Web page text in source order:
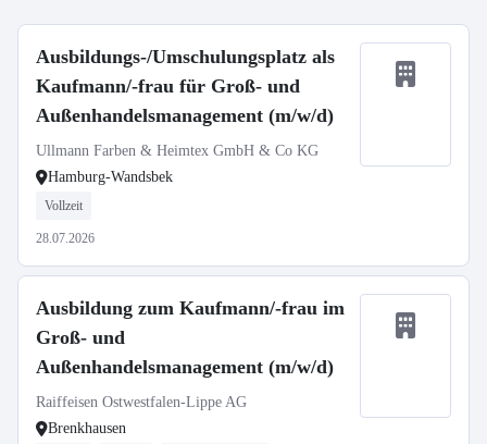
Ausbildungs-/Umschulungsplatz als
Kaufmann/-frau für Groß- und
Außenhandelsmanagement (m/w/d)
Ullmann Farben & Heimtex GmbH & Co KG
Hamburg-Wandsbek
Vollzeit
28.07.2026
Ausbildung zum Kaufmann/-frau im
Groß- und
Außenhandelsmanagement (m/w/d)
Raiffeisen Ostwestfalen-Lippe AG
Brenkhausen